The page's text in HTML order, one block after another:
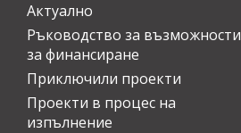
Актуално
Ръководство за възможности
за финансиране
Приключили проекти
Проекти в процес на
изпълнение